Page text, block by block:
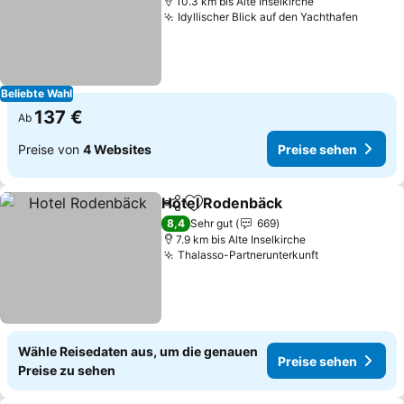
Beliebte Wahl
Idyllischer Blick auf den Yachthafen
Ab 137 €
Preise von 4 Websites Preise sehen
TeilenZu Favoriten hinzufügen
Hotel Rodenbäck
8,4 Sehr gut
669
7.9 km bis Alte Inselkirche
Thalasso-PartnerunterkunftPreise sehen
Wähle Reisedaten aus, um die genauen
Preise zu sehen
Preise sehen